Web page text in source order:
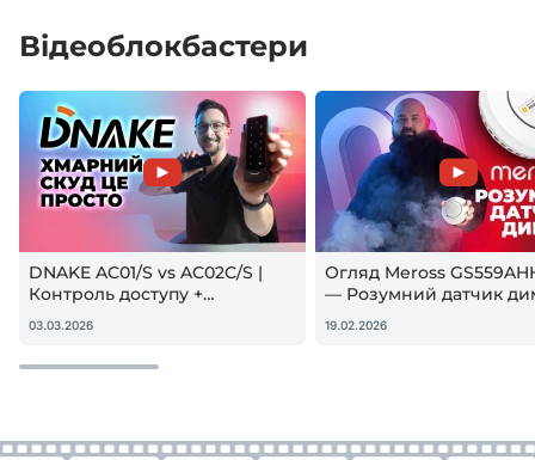
Відеоблокбастери
DNAKE AC01/S vs AC02C/S |
Контроль доступу +
гостьовий QR — реальна
настройка
03.03.2026
Огляд Meross
— Розумний датчик
Apple HomeKit! Чи
купувати?
19.02.2026